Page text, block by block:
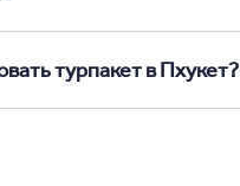
турпакет в Пхукет?